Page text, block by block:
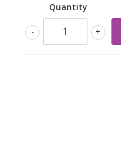
Quantity
+
-